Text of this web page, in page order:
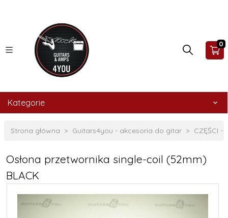
0
Kategorie
Strona główna Guitars4you - akcesoria do gitar CZĘŚCI -
Osłona przetwornika single-coil (52mm)
BLACK